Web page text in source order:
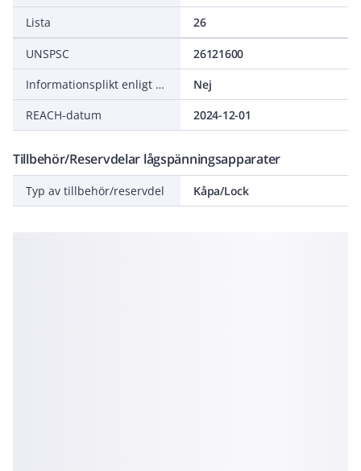
Lista
26
UNSPSC
26121600
Informationsplikt enligt REACH
Nej
REACH-datum
2024-12-01
Tillbehör/Reservdelar lågspänningsapparater
Typ av tillbehör/reservdel Kåpa/Lock